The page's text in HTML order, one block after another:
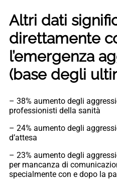
Altri dati
direttamente
l’emergenza
(base degli
– 38% aumento degli
professionisti della sanità
– 24% aumento degli
d’attesa
– 23% aumento degli
per mancanza di
specialmente con e dopo la